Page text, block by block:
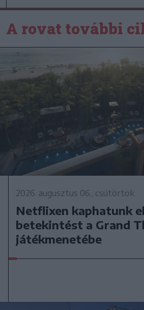
A rovat további
2026. augusztus 06., csütörtök
Netflixen kaphatunk
betekintést a Grand
játékmenetébe